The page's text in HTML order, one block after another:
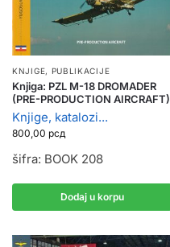
KNJIGE, PUBLIKACIJE
Knjiga: PZL M-18 DROMADER
(PRE-PRODUCTION AIRCRAFT)
Knjige, katalozi...
800,00 рсд
šifra: BOOK 208
Dodaj u korpu